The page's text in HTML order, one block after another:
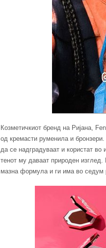
Козметичкиот бренд на Ријана,
од кремасти руменила и
да се надградуваат и користат
тенот му даваат природен
мазна формула и ги има во седум